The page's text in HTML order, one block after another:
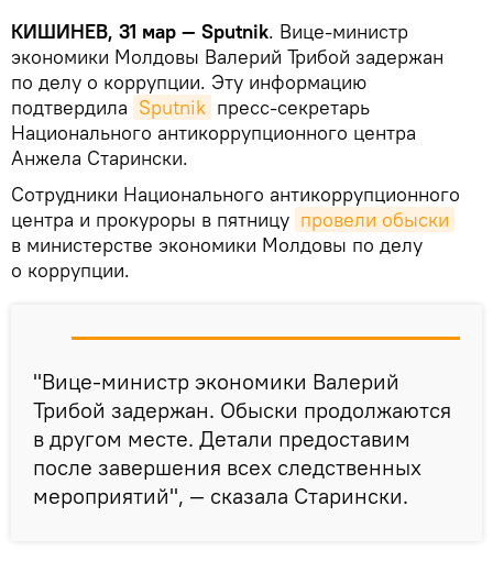
КИШИНЕВ, 31 мар — Sputnik. Вице-министр
экономики Молдовы Валерий Трибой задержан
по делу о коррупции. Эту информацию
подтвердила Sputnik пресс-секретарь
Национального антикоррупционного центра
Анжела Старински.
Сотрудники Национального антикоррупционного
центра и прокуроры в пятницу провели обыски
в министерстве экономики Молдовы по делу
о коррупции.
"Вице-министр экономики Валерий
Трибой задержан. Обыски продолжаются
в другом месте. Детали предоставим
после завершения всех следственных
мероприятий", — сказала Старински.